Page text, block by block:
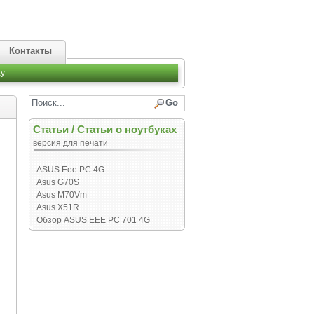
Контакты
Статьи/ Статьи о ноутбуках
версия для печати
ASUS Eee PC 4G
Asus G70S
Asus M70Vm
Asus X51R
Обзор ASUS EEE PC 701 4G